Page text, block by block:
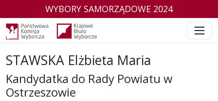
WYBORY SAMORZĄDOWE 2024
STAWSKA Elżbieta Maria
Kandydatka do Rady Powiatu w
Ostrzeszowie